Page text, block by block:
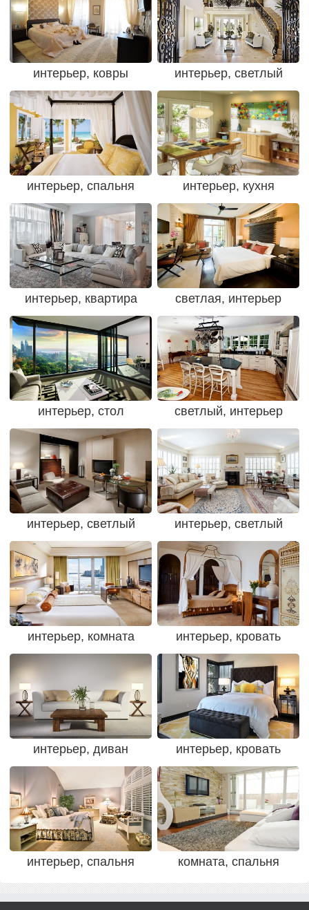
интерьер, ковры интерьер, светлый
интерьер, спальня интерьер, кухня
интерьер, квартира светлая, интерьер
интерьер, стол светлый, интерьер
интерьер, светлый интерьер, светлый
интерьер, комната интерьер, кровать
интерьер, диван интерьер, кровать
интерьер, спальня комната, спальня